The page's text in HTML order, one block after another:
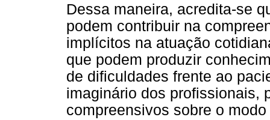
Dessa maneira, acredita-se
podem contribuir na
implícitos na atuação
que podem produzir
de dificuldades frente ao
imaginário dos profissionais,
compreensivos sobre o